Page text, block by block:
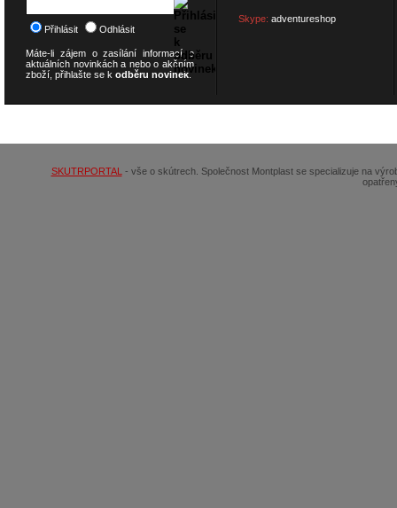
Přihlásit Odhlásit
Máte-li zájem o zasílání informací o
aktuálních novinkách a nebo o akčním
zboží, přihlašte se k odběru novinek.
Skype: adventureshop
SKUTRPORTAL - vše o skútrech. Společnost Montplast se specializuje na